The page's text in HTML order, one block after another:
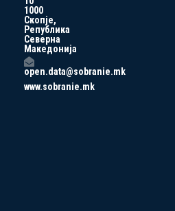
1000
Скопје,
Република
Северна
Македонија
open.data@sobranie.mk
www.sobranie.mk